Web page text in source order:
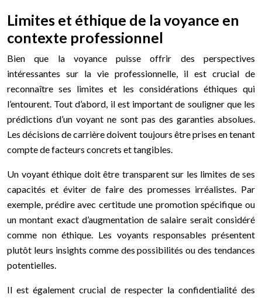
Limites et éthique de la voyance en
contexte professionnel
Bien que la voyance puisse offrir des perspectives
intéressantes sur la vie professionnelle, il est crucial de
reconnaître ses limites et les considérations éthiques qui
l’entourent. Tout d’abord, il est important de souligner que les
prédictions d’un voyant ne sont pas des garanties absolues.
Les décisions de carrière doivent toujours être prises en tenant
compte de facteurs concrets et tangibles.
Un voyant éthique doit être transparent sur les limites de ses
capacités et éviter de faire des promesses irréalistes. Par
exemple, prédire avec certitude une promotion spécifique ou
un montant exact d’augmentation de salaire serait considéré
comme non éthique. Les voyants responsables présentent
plutôt leurs insights comme des possibilités ou des tendances
potentielles.
Il est également crucial de respecter la confidentialité des